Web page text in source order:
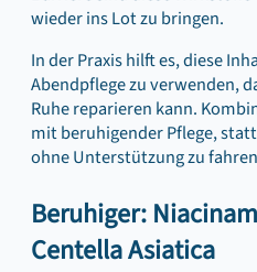
wieder ins Lot zu bringen.
In der Praxis hilft es, diese
Abendpflege zu verwenden,
Ruhe reparieren kann.
mit beruhigender Pflege,
ohne Unterstützung zu
Beruhiger:
Centella Asiatica